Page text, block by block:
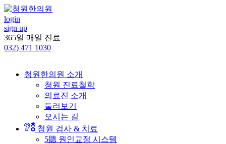
콘
텐
츠
로
건
login
sign up
365일 매일 진료
032) 471 1030
청원한의원 소개
청원 진료철학
의료진 소개
둘러보기
오시는 길
청원 검사 & 치료
5聽 원인교정 시스템